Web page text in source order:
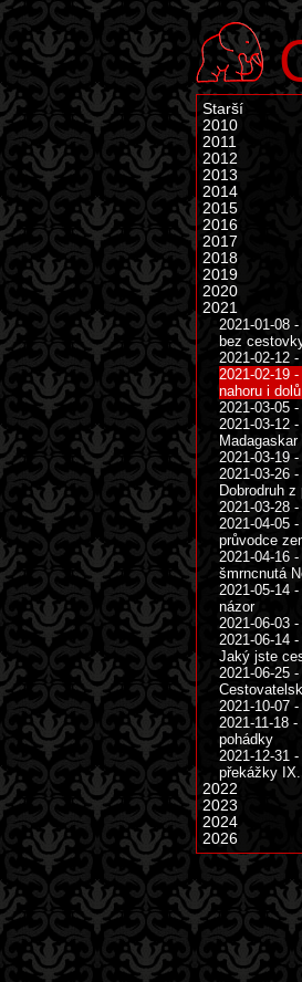
Starší
2010
2011
2012
2013
2014
2015
2016
2017
2018
2019
2020
2021
2021-01-08
bez
2021-02-12
2021-02-19
nahoru i dolů
2021-03-05
2021-03-12
2021-03-19
2021-03-26
Dobrodruh z
2021-03-28
2021-04-05
průvodce
2021-04-16
šmrncnutá
2021-05-14
názor
2021-06-03
2021-06-14
Jaký jste
2021-06-25
2021-10-07
2021-11-18
pohádky
2021-12-31
překážky IX.
2022
2023
2024
2026